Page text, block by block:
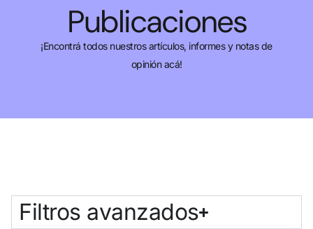
Publicaciones
¡Encontrá todos nuestros artículos, informes y notas de
opinión acá!
Filtros avanzados